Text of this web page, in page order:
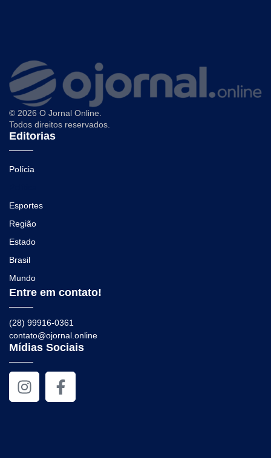
© 2026 O Jornal Online.
Todos direitos reservados.
Editorias
Polícia
Esportes
Região
Estado
Brasil
Mundo
Entre em contato!
(28) 99916-0361
contato@ojornal.online
Mídias Sociais